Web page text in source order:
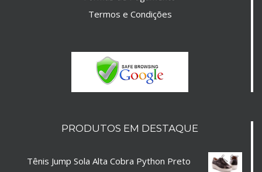
Termos e Condições
PRODUTOS EM DESTAQUE
Tênis Jump Sola Alta Cobra Python Preto